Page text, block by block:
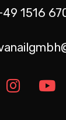
1516